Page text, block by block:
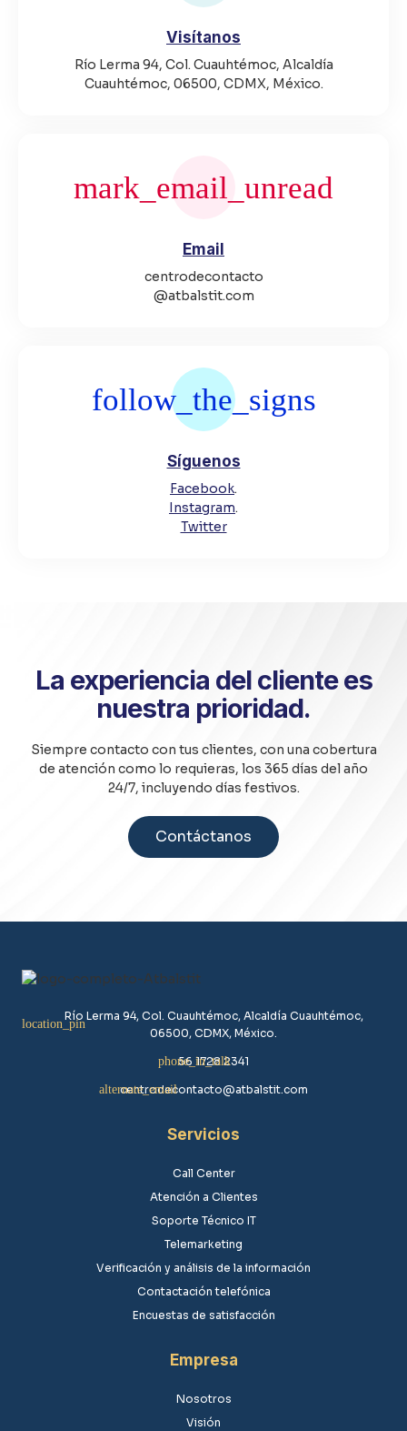
Visítanos
Río Lerma 94, Col. Cuauhtémoc, Alcaldía
Cuauhtémoc, 06500, CDMX, México.
centrodecontacto
@atbalstit.com
Síguenos
Facebook.
Instagram
Twitter
nuestra prioridad.
Siempre contacto con tus clientes, con una cobertura
de atención como lo requieras, los 365 días del año
24/7, incluyendo días festivos.
Río Lerma 94, Col. Cuauhtémoc, Alcaldía Cuauhtémoc,
06500, CDMX, México.
56 1728 2341
centrodecontacto@atbalstit.com
Atención a Clientes
Soporte Técnico IT
Telemarketing
Verificación y análisis de la información
Contactación telefónica
Encuestas de satisfacción
Nosotros
Visión
Misión